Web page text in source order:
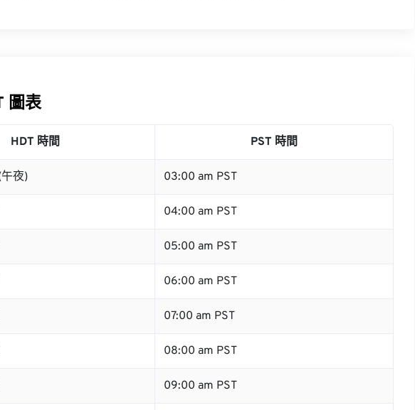
圖表
HDT 時間 PST 時間
夜) 03:00 am PST
04:00 am PST
05:00 am PST
06:00 am PST
07:00 am PST
08:00 am PST
09:00 am PST